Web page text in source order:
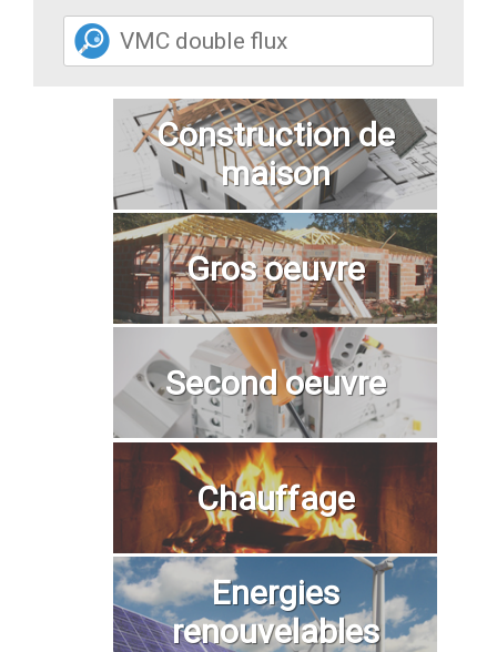
Construction de
maison
Gros oeuvre
Second oeuvre
Chauffage
Energies
renouvelables